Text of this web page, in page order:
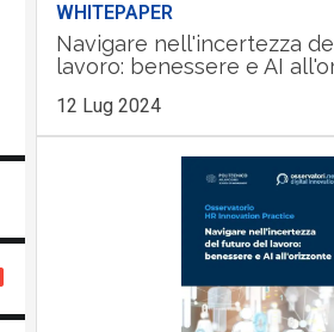
WHITEPAPER
Navigare nell'incertezza
lavoro: benessere e AI
12 Lug 2024